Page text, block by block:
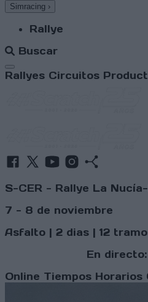
Simracing ›
Rallye
Buscar
Abrir menú
Rallyes Circuitos
S-CER - Rallye La
7 - 8 de noviembre
Asfalto | 2 dias | 12
En directo:
Online Tiempos Horarios